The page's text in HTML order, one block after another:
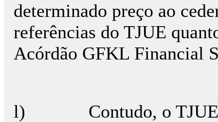
determinado preço ao
referências do TJUE
Acórdão GFKL Financial
l) Contudo, o TJUE é